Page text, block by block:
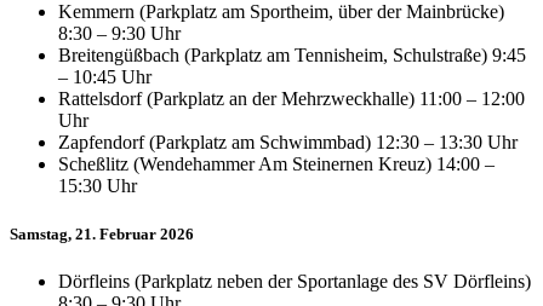
Kemmern (Parkplatz am Sportheim, über der Mainbrücke)
8:30 – 9:30 Uhr
Breitengüßbach (Parkplatz am Tennisheim, Schulstraße) 9:45
– 10:45 Uhr
Rattelsdorf (Parkplatz an der Mehrzweckhalle) 11:00 – 12:00
Uhr
Zapfendorf (Parkplatz am Schwimmbad) 12:30 – 13:30 Uhr
Scheßlitz (Wendehammer Am Steinernen Kreuz) 14:00 –
15:30 Uhr
Samstag, 21. Februar 2026
Dörfleins (Parkplatz neben der Sportanlage des SV Dörfleins)